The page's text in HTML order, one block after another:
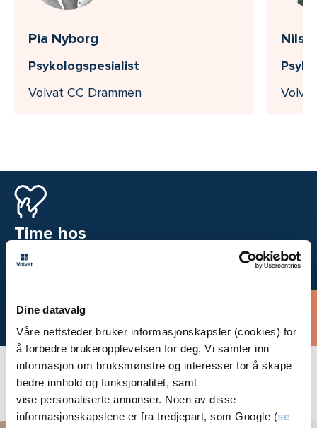
Dine datavalg
Våre nettsteder bruker informasjonskapsler (cookies) for
å forbedre brukeropplevelsen for deg. Vi samler inn
informasjon om bruksmønstre og interesser for å skape
bedre innhold og funksjonalitet, samt
vise personaliserte annonser. Noen av disse
informasjonskapslene er fra tredjepart, som Google (se
Pia Nyborg
Psykologspesialist
Volvat CC Drammen
Nils
Time hos
oss
Bestill time
Aktuelt